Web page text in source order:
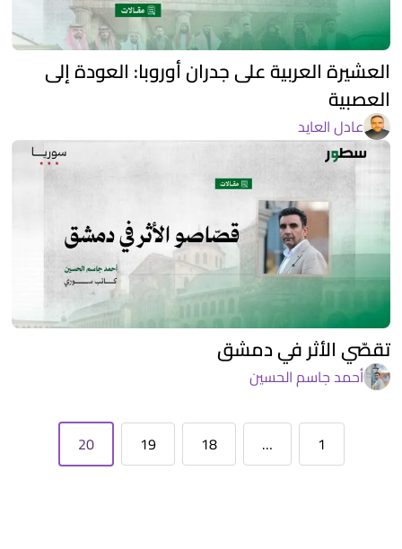
العشيرة العربية على جدران أوروبا: العودة إلى
العصبية
عادل العايد
تقصّي الأثر في دمشق
أحمد جاسم الحسين
1
…
18
19
20